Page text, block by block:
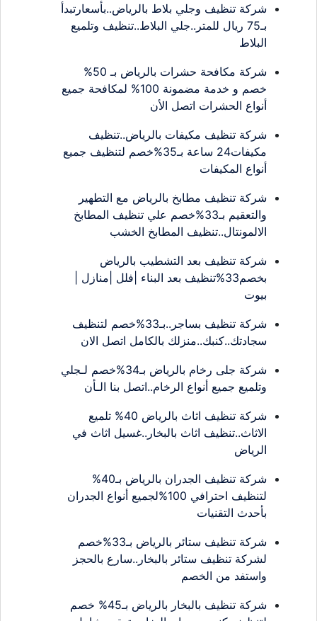
شركة تنظيف وجلي بلاط بالرياض..بأسعارتبدأ
بـ75 ريال للمتر..جلي البلاط..تنظيف وتلميع
البلاط
شركة مكافحة حشرات بالرياض بـ 50%
خصم و خدمة مضمونة 100% لمكافحة جميع
أنواع الحشرات اتصل الأن
شركة تنظيف مكيفات بالرياض..تنظيف
مكيفات24 ساعة بـ35%خصم لتنظيف جميع
أنواع المكيفات
شركة تنظيف مطابخ بالرياض مع التطهير
والتعقيم بـ33%خصم علي تنظيف المطابخ
الالمونتال..تنظيف المطابخ الخشب
شركة تنظيف بعد التشطيب بالرياض
بخصم33%تنظيف بعد البناء |فلل |منازل |
بيوت
شركة تنظيف بساجر..بـ33%خصم لتنظيف
سجادتك..كنبك..منزلك بالكامل اتصل الان
شركة جلى رخام بالرياض بـ34%خصم لـجلي
وتلميع جميع أنواع الرخام..اتصل بنا الـأن
شركة تنظيف اثاث بالرياض 40% تلميع
الاثاث..تنظيف اثاث بالبخار..غسيل اثاث في
الرياض
شركة تنظيف الجدران بالرياض بـ40%
لتنظيف احترافي 100%لجميع أنواع الجدران
بأحدث التقنيات
شركة تنظيف ستائر بالرياض بـ33%خصم
لشركة تنظيف ستائر بالبخار..سارع بالحجز
واستفد من الخصم
شركة تنظيف بالبخار بالرياض بـ45% خصم